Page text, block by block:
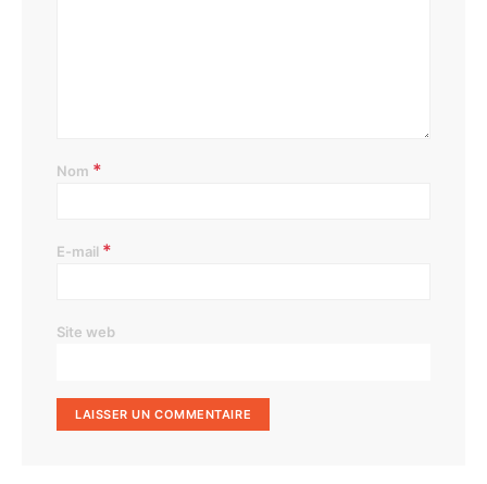
Nom *
E-mail *
Site web